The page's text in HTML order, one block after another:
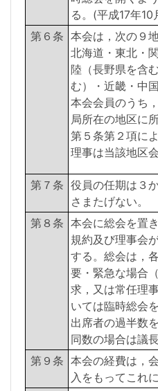
る。(平成17年
第６条 本会は，次の９
北海道・東北・
陸（長野県を含
む）・近畿・中
本会会員のうち
局所在の地区に
第５条第２項に
理事は当該地区
第７条 役員の任期は３
さまたげない。
第８条 本会に総会を置
規約及び理事会
する。総会は，
要・緊急な場合
求，又は常任理
いては臨時総会
出席者の過半数
同数の場合は議
第９条 本会の経費は，
入をもってこれ